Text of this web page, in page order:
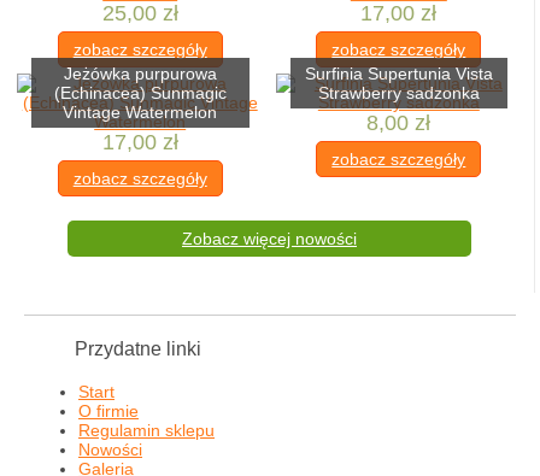
25,00 zł
zobacz szczegóły
17,00 zł
zobacz szczegóły
Jeżówka purpurowa
(Echinacea) Sunmagic
Vintage Watermelon
17,00 zł
zobacz szczegóły
Surfinia Supertunia Vista
Strawberry sadzonka
8,00 zł
zobacz szczegóły
Zobacz więcej nowości
Przydatne linki
Start
O firmie
Regulamin sklepu
Nowości
Galeria